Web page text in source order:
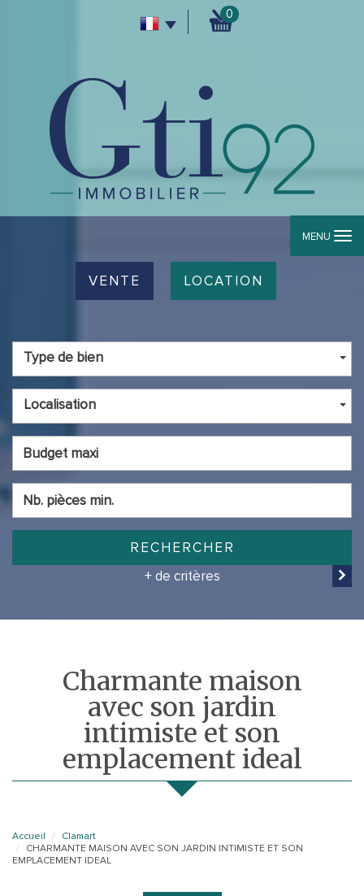
0
MENU
VENTE LOCATION
Type de bien
Localisation
RECHERCHER
+ de critères
charmante maison
avec son jardin
intimiste et son
emplacement ideal
Accueil
Clamart
CHARMANTE MAISON AVEC SON JARDIN INTIMISTE ET SON
EMPLACEMENT IDEAL